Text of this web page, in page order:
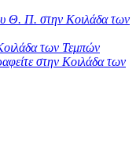
Θ. Π. στην Κοιλάδα των
των Τεμπών
στην Κοιλάδα των